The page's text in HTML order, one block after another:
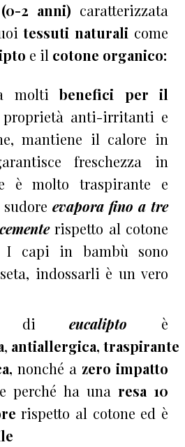
2 anni) caratterizzata
tessuti naturali come
e il cotone organico:
moltibenefici per il
anti-irritanti e
mantiene il calore in
freschezza in
è molto traspirante e
evapora fino a tre
rispetto al cotone
I capi in bambù sono
indossarli è un vero
dieucalipto è
, antiallergica, traspirante
nonché a zero impatto
perché ha una resa 10
rispetto al cotone ed è